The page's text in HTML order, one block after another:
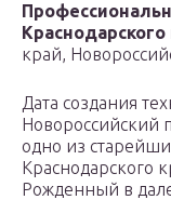
край,
Дата создания
Новороссийский
одно из
Краснодарского
Рожденный в